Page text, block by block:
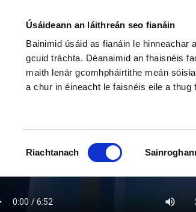
Úsáideann an láithreán seo fianáin
Bainimid úsáid as fianáin le hinneachar
gcuid tráchta. Déanaimid an fhaisnéis
maith lenár gcomhpháirtithe meán
a chur in éineacht le faisnéis eile a
Riachtanach
A Ógánaigh an